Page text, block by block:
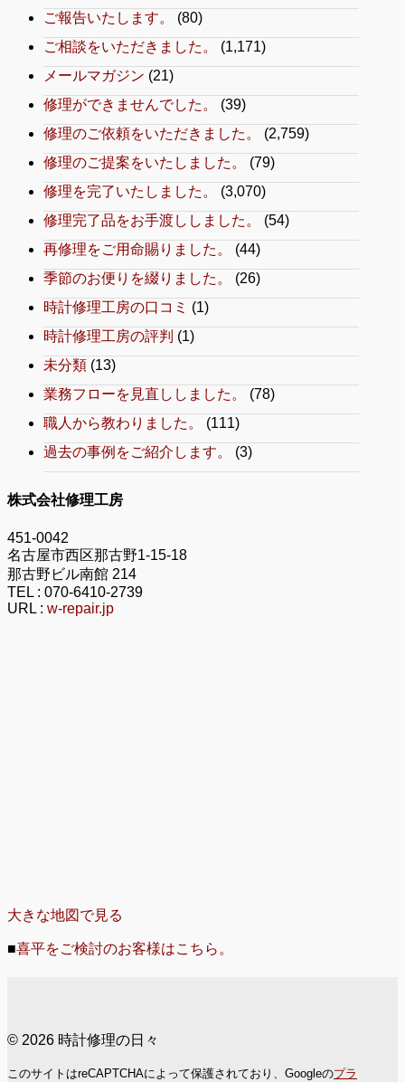
ご報告いたします。
(80)
ご相談をいただきました。
(1,171)
メールマガジン (21)
修理ができませんでした。
(39)
修理のご依頼をいただきました。
(2,759)
修理のご提案をいたしました。
(79)
修理を完了いたしました。
(3,070)
修理完了品をお手渡ししました。
(54)
再修理をご用命賜りました。
(44)
季節のお便りを綴りました。
(26)
時計修理工房の口コミ (1)
時計修理工房の評判 (1)
未分類 (13)
業務フローを見直ししました。
(78)
職人から教わりました。
(111)
過去の事例をご紹介します。
(3)
株式会社修理工房
451-0042
名古屋市西区那古野1-15-18
那古野ビル南館 214
TEL : 070-6410-2739
URL : w-repair.jp
大きな地図で見る
■喜平をご検討のお客様はこちら。
© 2026 時計修理の日々
このサイトはreCAPTCHAによって保護されており、Googleのプラ